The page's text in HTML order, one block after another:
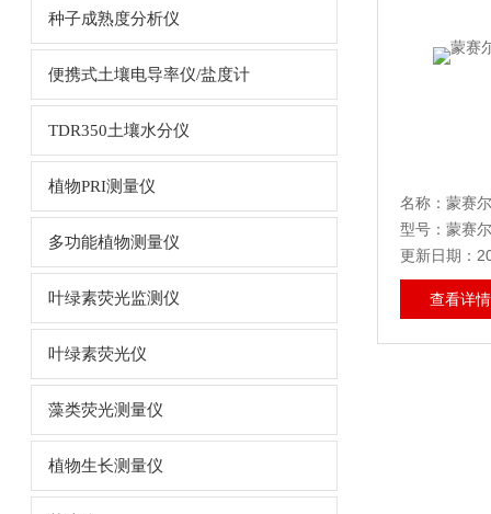
种子成熟度分析仪
便携式土壤电导率仪/盐度计
TDR350土壤水分仪
植物PRI测量仪
多功能植物测量仪
叶绿素荧光监测仪
叶绿素荧光仪
藻类荧光测量仪
植物生长测量仪
名称：蒙赛
型号：蒙赛尔
更新日期：
查看详情